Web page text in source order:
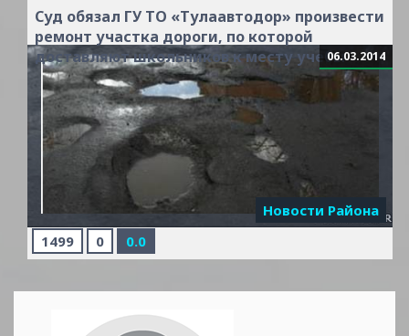
Читать
дальше »
Суд обязал ГУ ТО «Тулаавтодор» произвести
ремонт участка дороги, по которой
доставляют школьников к месту учебы
1499 0 0.0
06.03.2014
Новости Района